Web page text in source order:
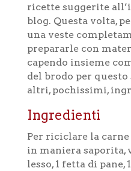
ricette suggerite
blog. Questa volta,
una veste
prepararle con
capendo insieme
del brodo per questo
altri, pochissimi,
Ingredienti
Per riciclare la
in maniera saporita,
lesso, 1 fetta di pane,